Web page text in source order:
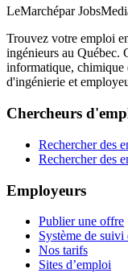
LeMarchépar
Trouvez votre emploi
ingénieurs au Québec.
informatique, chimique
d'ingénierie et
Chercheurs
Rechercher des
Rechercher des
Employeurs
Publier une offre
Système de suivi
Nos tarifs
Sites d’emploi